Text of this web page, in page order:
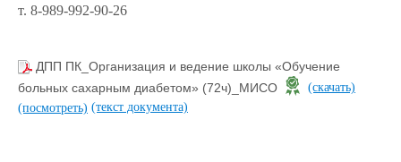
т. 8-989-992-90-26
ДПП ПК_Организация и ведение школы «Обучение
больных сахарным диабетом» (72ч)_МИСО
(скачать)
(посмотреть) (текст документа)